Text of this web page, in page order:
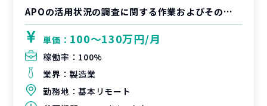
APOの活用状況の調査に関する作業およびそのリード支援
単価： 100〜130万円/月
稼働率： 100%
業界： 製造業
勤務地：基本リモート